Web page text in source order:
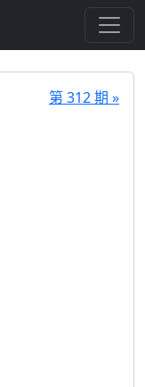
第 312 期 »